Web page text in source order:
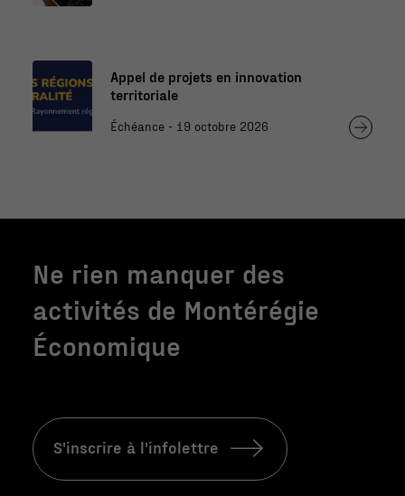
Appel de projets en innovation
territoriale
Échéance - 19 octobre 2026
Ne rien manquer des
activités de Montérégie
Économique
S'inscrire à l'infolettre
Nécessaire